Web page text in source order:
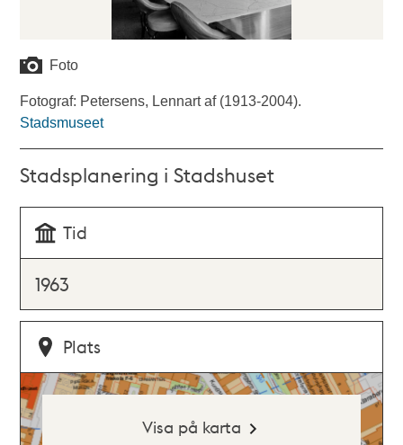
Foto
Fotograf: Petersens, Lennart af (1913-2004).
Stadsmuseet
Stadsplanering i Stadshuset
Tid
1963
Plats
Visa på karta